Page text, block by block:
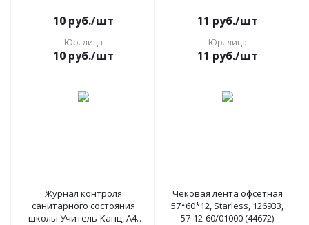
10руб./шт
Юр. лица
10руб./шт
11 руб./шт
Юр. лица
11 руб./шт
Журнал контроля
санитарного состояния
школы Учитель-Канц, А4,
Чековая лента офсетная
57*60*12, Starless, 126933,
57-12-60/01000 (44672)